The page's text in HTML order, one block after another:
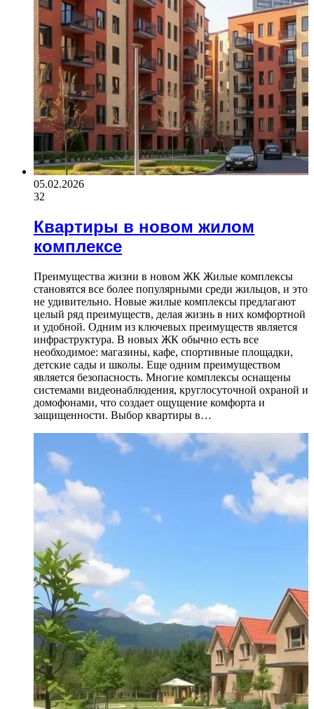
05.02.2026
32
Квартиры в новом жилом
комплексе
Преимущества жизни в новом ЖК Жилые комплексы
становятся все более популярными среди жильцов, и это
не удивительно. Новые жилые комплексы предлагают
целый ряд преимуществ, делая жизнь в них комфортной
и удобной. Одним из ключевых преимуществ является
инфраструктура. В новых ЖК обычно есть все
необходимое: магазины, кафе, спортивные площадки,
детские сады и школы. Еще одним преимуществом
является безопасность. Многие комплексы оснащены
системами видеонаблюдения, круглосуточной охраной и
домофонами, что создает ощущение комфорта и
защищенности. Выбор квартиры в…